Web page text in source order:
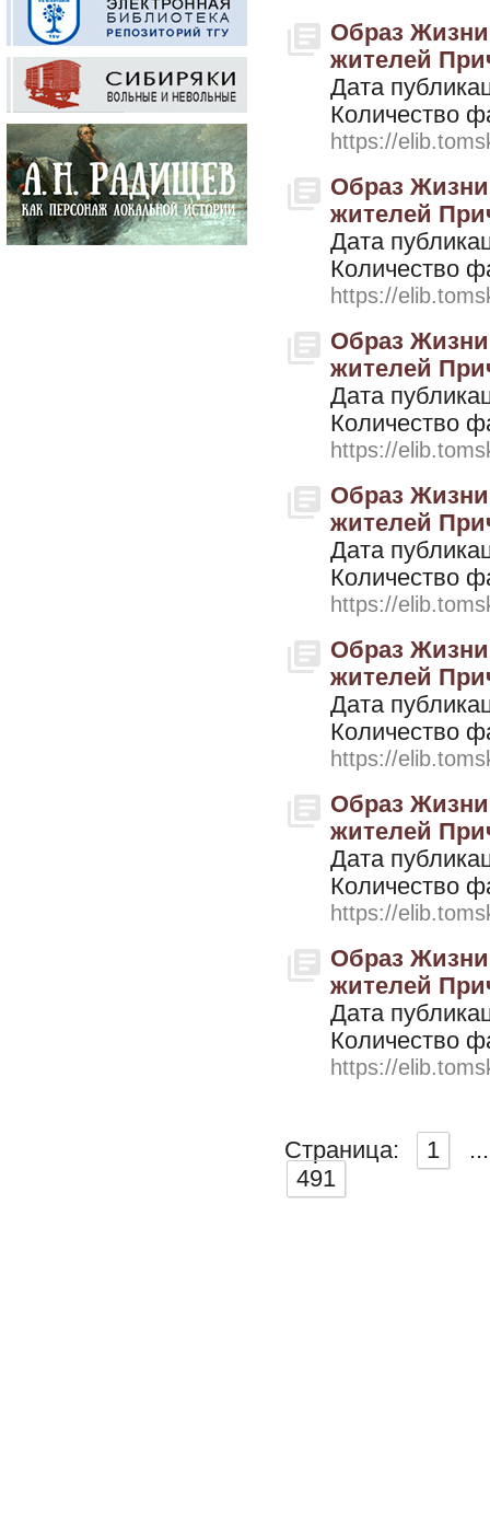
Образ
жителей
Дата
Количество
https://
Образ
жителей
Дата
Количество
https://
Образ
жителей
Дата
Количество
https://
Образ
жителей
Дата
Количество
https://
Образ
жителей
Дата
Количество
https://
Образ
жителей
Дата
Количество
https://
Образ
жителей
Дата
Количество
https://
Страница: 1
...
491